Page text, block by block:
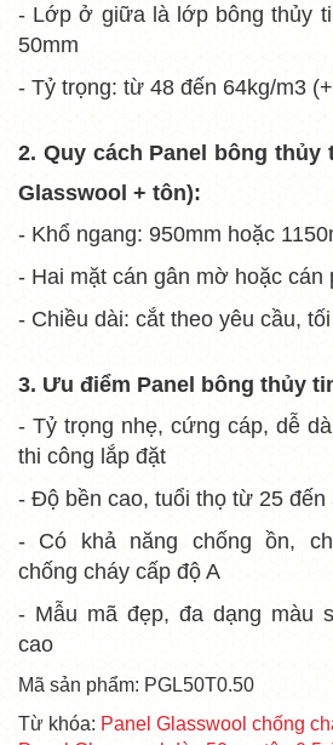
- Lớp ở giữa là lớp bông thủy
50mm
- Tỷ trọng: từ 48 đến 64kg/m3
2. Quy cách Panel bông thủy
Glasswool + tôn):
- Khổ ngang: 950mm hoặc
- Hai mặt cán gân mờ hoặc cán
- Chiều dài: cắt theo yêu cầu,
3. Ưu điểm Panel bông thủy
- Tỷ trọng nhẹ, cứng cáp, dễ
thi công lắp đặt
- Độ bền cao, tuổi thọ từ 25 đến
- Có khả năng chống ồn,
chống cháy cấp độ A
- Mẫu mã đẹp, đa dạng màu
cao
Mã sản phẩm: PGL50T0.50
Từ khóa: Panel Glasswool chống